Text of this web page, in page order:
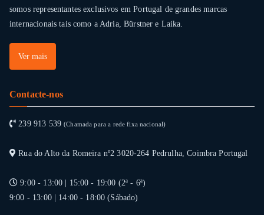
somos representantes exclusivos em Portugal de grandes marcas
internacionais tais como a Adria, Bürstner e Laika.
Ver mais
Contacte-nos
239 913 539(Chamada para a rede fixa nacional)
Rua do Alto da Romeira nº2 3020-264 Pedrulha, Coimbra Portugal
9:00 - 13:00 | 15:00 - 19:00 (2ª - 6ª)
9:00 - 13:00 | 14:00 - 18:00 (Sábado)